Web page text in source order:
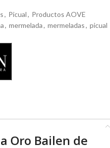
, Picual, Productos AOVE
, mermelada, mermeladas, picual
Oro Bailen de